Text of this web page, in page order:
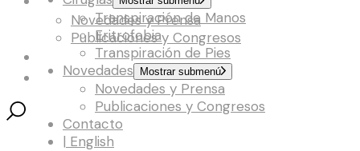
Novedades y Prensa
Publicaciones y Congresos
Contacto
| English
Transpiración de Manos
Eritrofobia
Transpiración de Pies
Novedades
Mostrar submenú
Novedades y Prensa
Publicaciones y Congresos
Contacto
| English